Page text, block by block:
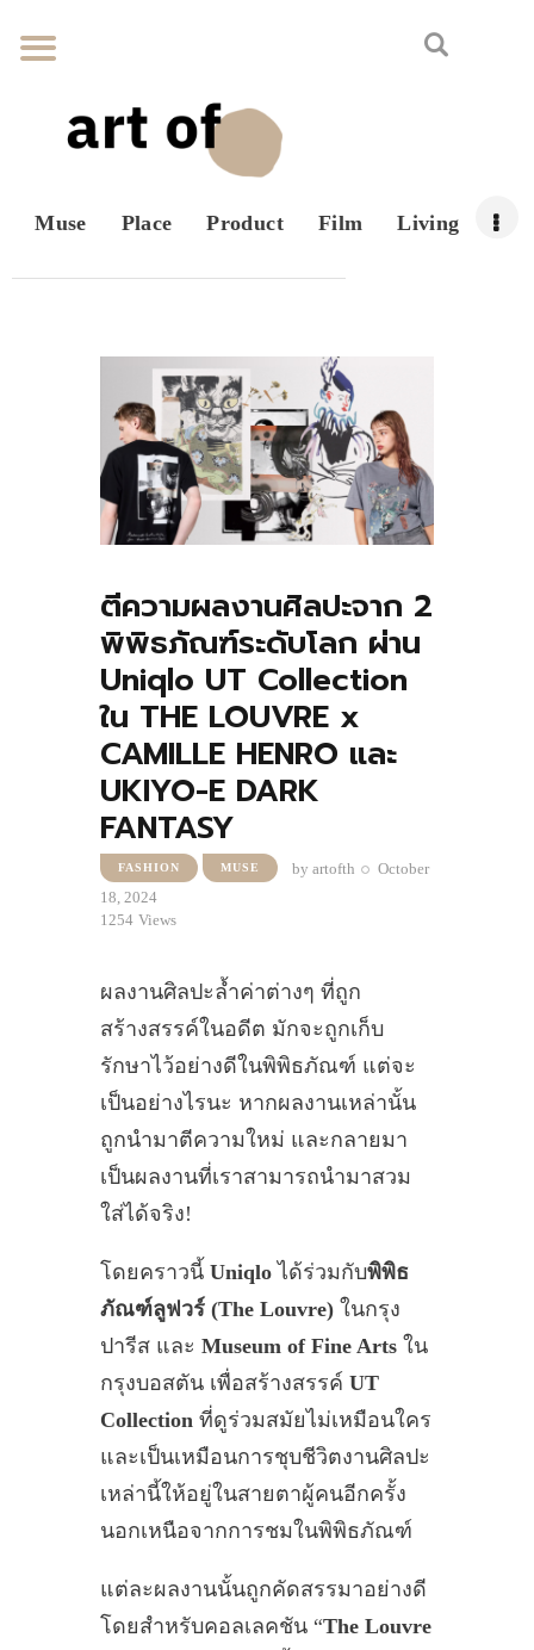
Muse Place Product Film Living
ตีความผลงานศิลปะจาก 2
พิพิธภัณฑ์ระดับโลก ผ่าน
Uniqlo UT Collection
ใน THE LOUVRE x
CAMILLE HENRO และ
UKIYO-E DARK
FANTASY
FASHION MUSE byartofth
October
18, 2024
1254 Views
ผลงานศิลปะล้ำค่าต่างๆ ที่ถูก
สร้างสรรค์ในอดีต มักจะถูกเก็บ
รักษาไว้อย่างดีในพิพิธภัณฑ์ แต่จะ
เป็นอย่างไรนะ หากผลงานเหล่านั้น
ถูกนำมาตีความใหม่ และกลายมา
เป็นผลงานที่เราสามารถนำมาสวม
ใส่ได้จริง!
โดยคราวนี้ Uniqlo ได้ร่วมกับพิพิธ
ภัณฑ์ลูฟวร์ (The Louvre) ในกรุง
ปารีส และ Museum of Fine Arts ใน
กรุงบอสตัน เพื่อสร้างสรรค์ UT
Collection ที่ดูร่วมสมัยไม่เหมือนใคร
และเป็นเหมือนการชุบชีวิตงานศิลปะ
เหล่านี้ให้อยู่ในสายตาผู้คนอีกครั้ง
นอกเหนือจากการชมในพิพิธภัณฑ์
แต่ละผลงานนั้นถูกคัดสรรมาอย่างดี
โดยสำหรับคอลเลคชัน “The Louvre